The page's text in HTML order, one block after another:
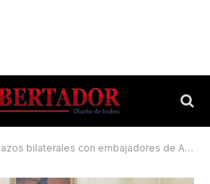
con embajadores de Alemania e Irlanda